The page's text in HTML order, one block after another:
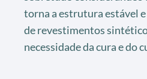
torna a estrutura estável
de revestimentos
necessidade da cura e do